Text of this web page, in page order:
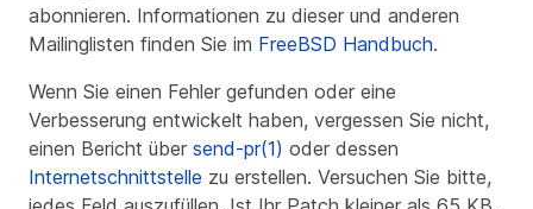
abonnieren. Informationen zu dieser und anderen
Mailinglisten finden Sie im FreeBSD Handbuch.
Wenn Sie einen Fehler gefunden oder eine
Verbesserung entwickelt haben, vergessen Sie nicht,
einen Bericht über send-pr(1) oder dessen
Internetschnittstelle zu erstellen. Versuchen Sie bitte,